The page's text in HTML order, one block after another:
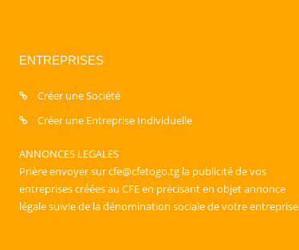
ENTREPRISES
Créer une Société
Créer une Entreprise Individuelle
ANNONCES LEGALES
Prière envoyer sur cfe@cfetogo.tg la publicité de vos
entreprises créées au CFE en précisant en objet annonce
légale suivie de la dénomination sociale de votre entreprise